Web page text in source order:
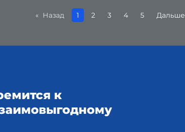
Назад Вы на странице
1 2 3 4 5 Дальше
к